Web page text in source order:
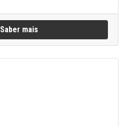
Saber mais